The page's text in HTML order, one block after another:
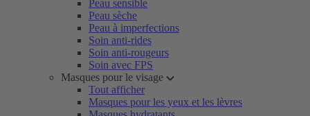
Peau sensible
Peau sèche
Peau à imperfections
Soin anti-rides
Soin anti-rougeurs
Soin avec FPS
Masques pour le visage
Tout afficher
Masques pour les yeux et les lèvres